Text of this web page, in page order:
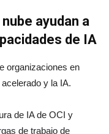
ayudan a
de IA
organizaciones en
y la IA.
de IA de OCI y
de trabajo de